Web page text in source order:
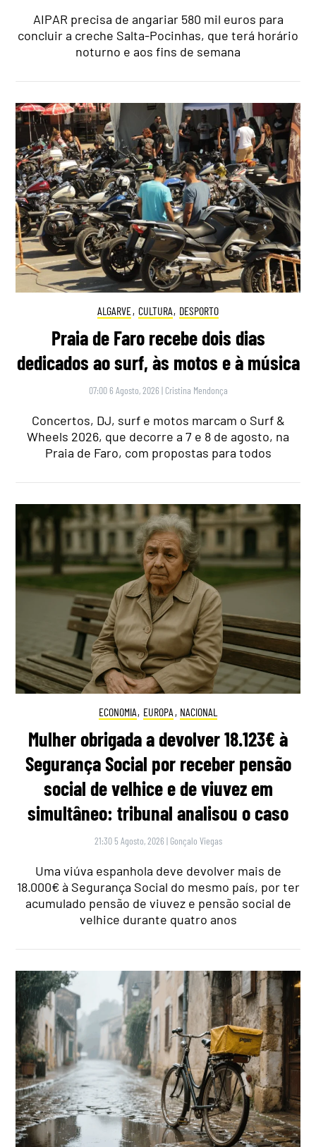
AIPAR precisa de angariar 580 mil euros para
concluir a creche Salta-Pocinhas, que terá horário
noturno e aos fins de semana
ALGARVE, CULTURA, DESPORTO
Praia de Faro recebe dois dias
dedicados ao surf, às motos e à música
07:00 6 Agosto, 2026 | Cristina Mendonça
Concertos, DJ, surf e motos marcam o Surf &
Wheels 2026, que decorre a 7 e 8 de agosto, na
Praia de Faro, com propostas para todos
ECONOMIA, EUROPA , NACIONAL
Mulher obrigada a devolver 18.123€ à
Segurança Social por receber pensão
social de velhice e de viuvez em
simultâneo: tribunal analisou o caso
21:30 5 Agosto, 2026 | Gonçalo Viegas
Uma viúva espanhola deve devolver mais de
18.000€ à Segurança Social do mesmo país, por ter
acumulado pensão de viuvez e pensão social de
velhice durante quatro anos